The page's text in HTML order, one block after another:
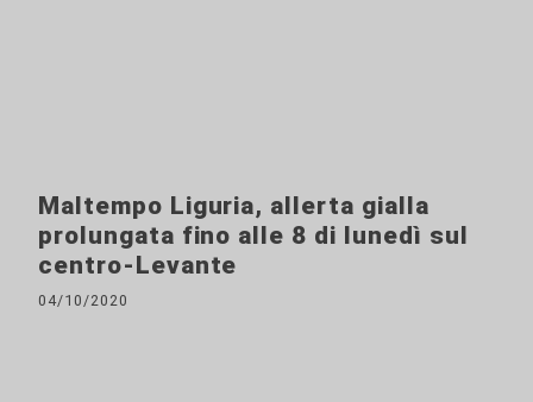
Maltempo Liguria, allerta gialla
prolungata fino alle 8 di lunedì sul
centro-Levante
04/10/2020